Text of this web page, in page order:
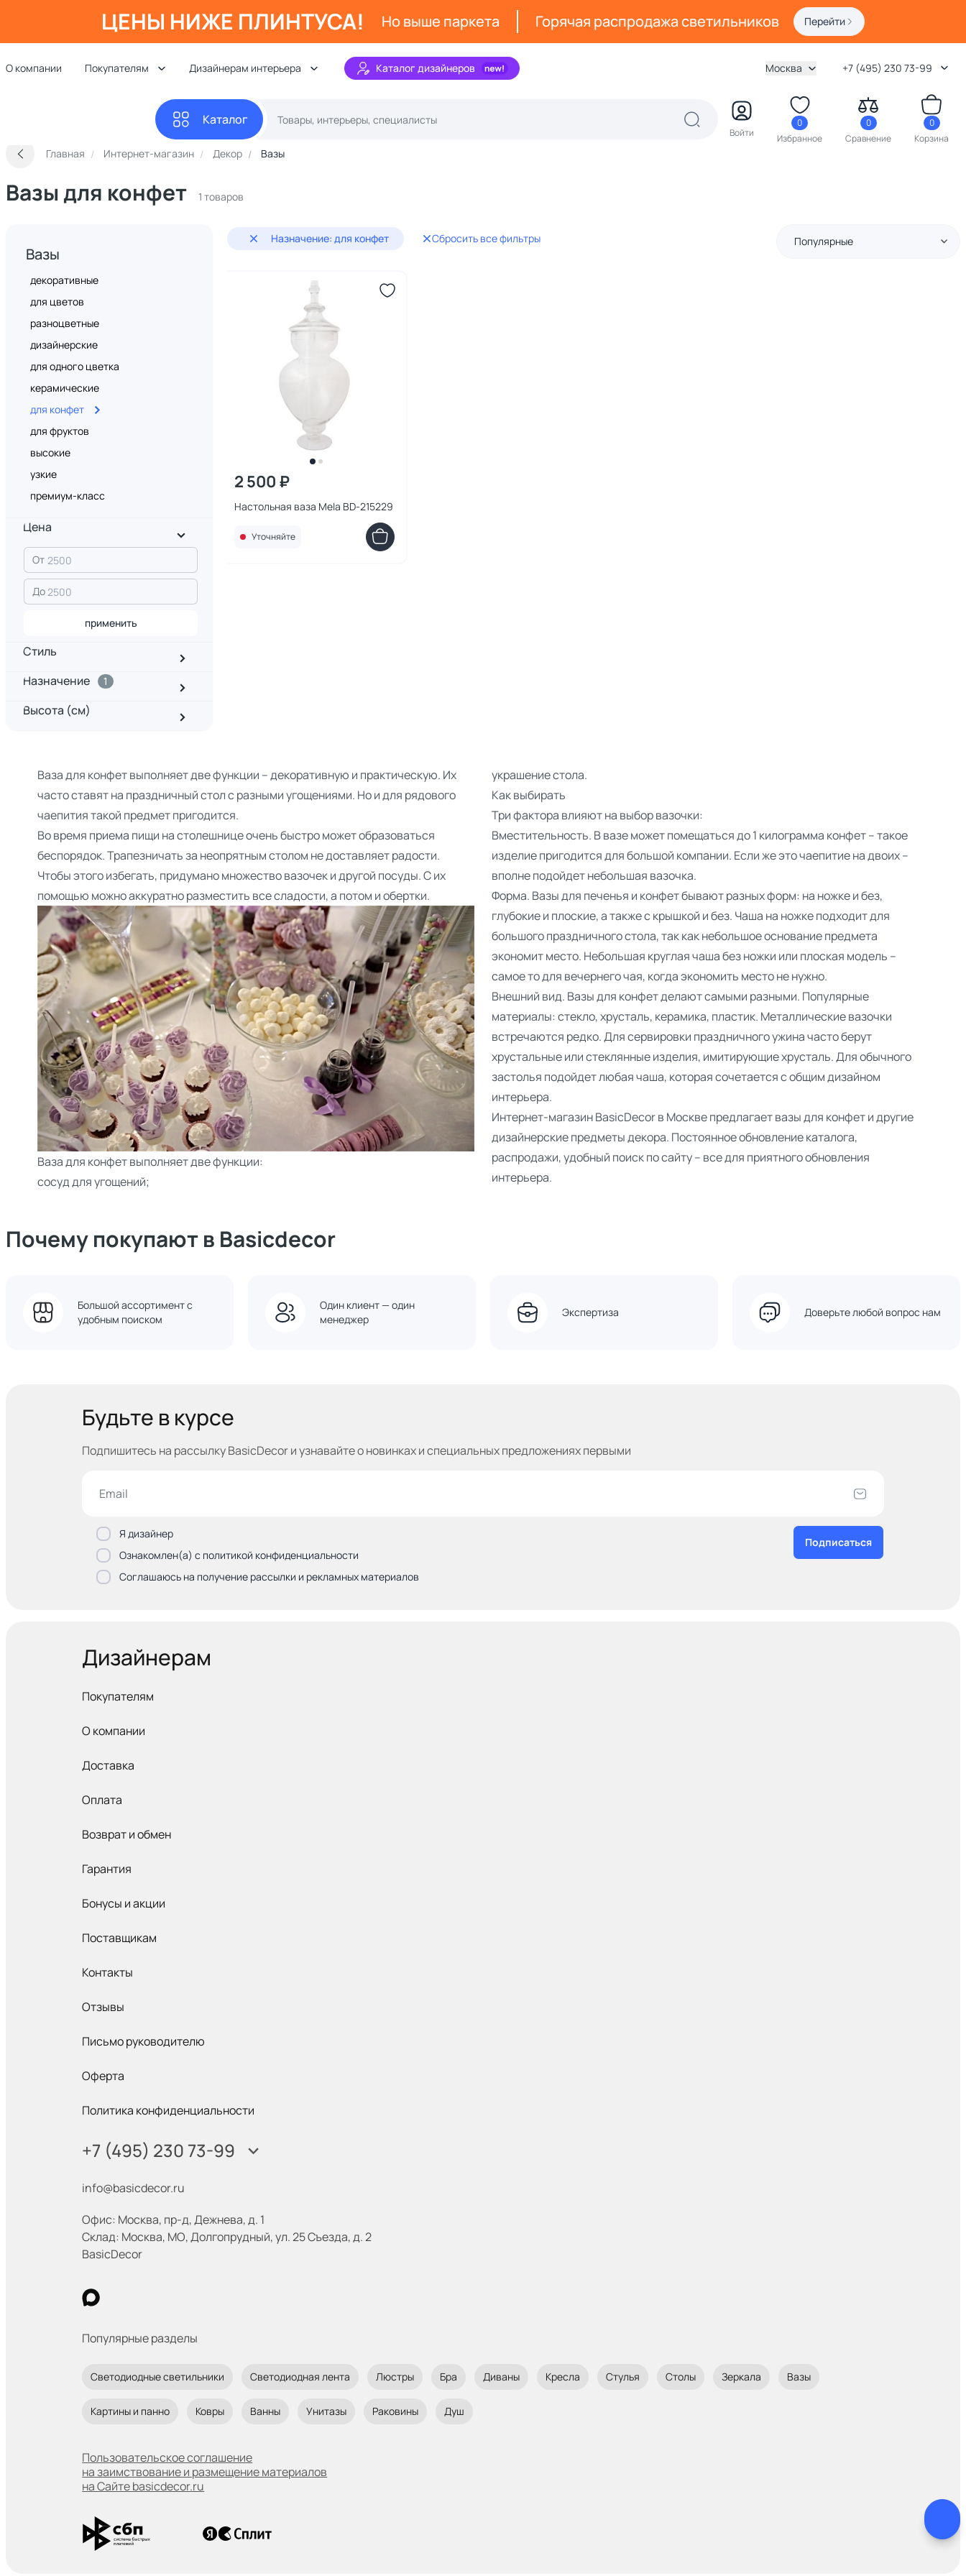
ЦЕНЫ НИЖЕ ПЛИНТУСА! Но выше паркета Горячая распродажа светильников Перейти
О компании Покупателям Дизайнерам интерьера Каталог дизайнеров Москва +7 (495) 230 73-99
Каталог
Войти
0
Избранное
0
Сравнение
0
Корзина
Главная Интернет-магазин Декор Вазы
Вазы для конфет 1 товаров
Вазы
декоративные
для цветов
разноцветные
дизайнерские
для одного цветка
керамические
для конфет
для фруктов
высокие
узкие
премиум-класс
Цена
От
До
применить
Стиль
Назначение
1
Высота (см)
Назначение: для конфет Сбросить все фильтры Популярные
2 500 ₽
Настольная ваза Mela BD-215229
Уточняйте
Ваза для конфет выполняет две функции – декоративную и практическую. Их
часто ставят на праздничный стол с разными угощениями. Но и для рядового
чаепития такой предмет пригодится.
Во время приема пищи на столешнице очень быстро может образоваться
беспорядок. Трапезничать за неопрятным столом не доставляет радости.
Чтобы этого избегать, придумано множество вазочек и другой посуды. С их
помощью можно аккуратно разместить все сладости, а потом и обертки.
Ваза для конфет выполняет две функции:
сосуд для угощений;
украшение стола.
Как выбирать
Три фактора влияют на выбор вазочки:
Вместительность. В вазе может помещаться до 1 килограмма конфет – такое
изделие пригодится для большой компании. Если же это чаепитие на двоих –
вполне подойдет небольшая вазочка.
Форма. Вазы для печенья и конфет бывают разных форм: на ножке и без,
глубокие и плоские, а также с крышкой и без. Чаша на ножке подходит для
большого праздничного стола, так как небольшое основание предмета
экономит место. Небольшая круглая чаша без ножки или плоская модель –
самое то для вечернего чая, когда экономить место не нужно.
Внешний вид. Вазы для конфет делают самыми разными. Популярные
материалы: стекло, хрусталь, керамика, пластик. Металлические вазочки
встречаются редко. Для сервировки праздничного ужина часто берут
хрустальные или стеклянные изделия, имитирующие хрусталь. Для обычного
застолья подойдет любая чаша, которая сочетается с общим дизайном
интерьера.
Интернет-магазин BasicDecor в Москве предлагает вазы для конфет и другие
дизайнерские предметы декора. Постоянное обновление каталога,
распродажи, удобный поиск по сайту – все для приятного обновления
интерьера.
Почему покупают в Basicdecor
Большой ассортимент с
удобным поиском
Один клиент — один
менеджер
Экспертиза Доверьте любой вопрос нам
Будьте в курсе
Подпишитесь на рассылку BasicDecor и узнавайтео новинках и специальных предложениях первыми
Я дизайнер
Ознакомлен(а) с политикой конфиденциальности
Соглашаюсь на получение рассылки и рекламных материалов
Подписаться
Дизайнерам
Покупателям
О компании
Доставка
Оплата
Возврат и обмен
Гарантия
Бонусы и акции
Поставщикам
Контакты
Отзывы
Письмо руководителю
Оферта
Политика конфиденциальности
+7 (495) 230 73-99
info@basicdecor.ru
Офис: Москва, пр-д, Дежнева, д. 1
Склад: Москва, МО, Долгопрудный, ул. 25 Съезда, д. 2
BasicDecor
Популярные разделы
Светодиодные светильники Светодиодная лента Люстры Бра Диваны Кресла Стулья Столы Зеркала Вазы
Картины и панно Ковры Ванны Унитазы Раковины Душ
Пользовательское соглашение
на заимствование и размещение материалов
на Сайте basicdecor.ru